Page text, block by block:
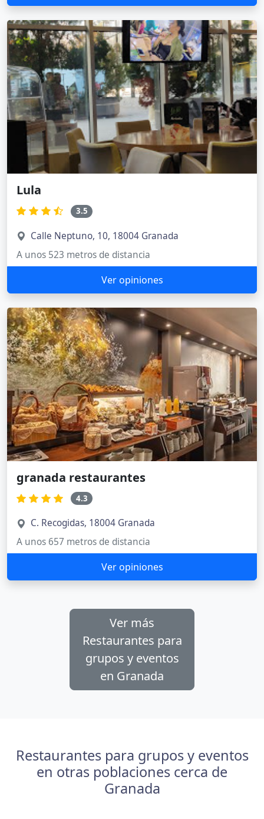
Lula
3.5
Calle Neptuno, 10, 18004 Granada
A unos 523 metros de distancia
Ver opiniones
granada restaurantes
4.3
C. Recogidas, 18004 Granada
A unos 657 metros de distancia
Ver opiniones
Ver más
Restaurantes para
grupos y eventos
en Granada
Restaurantes para grupos y eventos
en otras poblaciones cerca de
Granada